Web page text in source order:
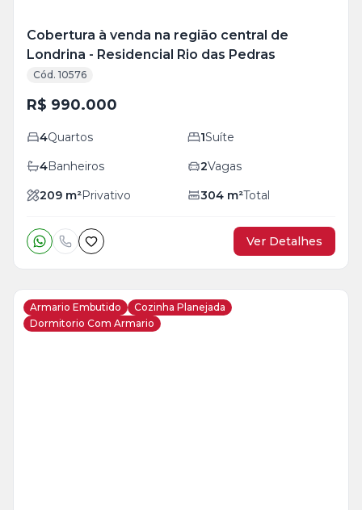
Cobertura à venda na região central de
Londrina - Residencial Rio das Pedras
Cód. 10576
R$ 990.000
4Quartos 1Suíte
4Banheiros 2Vagas
209 m²Privativo 304 m²Total
Ver Detalhes
Armario Embutido
Cozinha Planejada
Dormitorio Com Armario